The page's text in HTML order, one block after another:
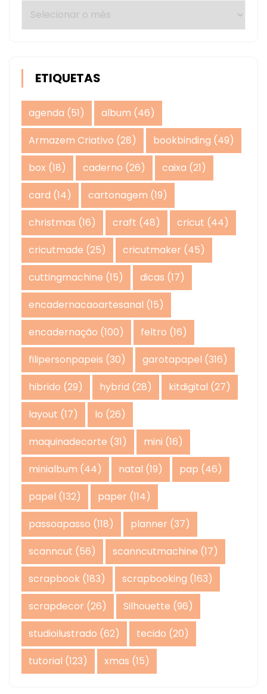
Arquivos
ETIQUETAS
agenda (51) album (46)
Armazem Criativo (28) bookbinding (49)
box (18) caderno (26) caixa (21)
card (14) cartonagem (19)
christmas (16) craft (48) cricut (44)
cricutmade (25) cricutmaker (45)
cuttingmachine (15) dicas (17)
encadernacaoartesanal (15)
encadernação (100) feltro (16)
filipersonpapeis (30) garotapapel (316)
hibrido (29) hybrid (28) kitdigital (27)
layout (17) lo (26)
maquinadecorte (31) mini (16)
minialbum (44) natal (19) pap (46)
papel (132) paper (114)
passoapasso (118) planner (37)
scanncut (56) scanncutmachine (17)
scrapbook (183) scrapbooking (163)
scrapdecor (26) Silhouette (96)
studioilustrado (62) tecido (20)
tutorial (123) xmas (15)